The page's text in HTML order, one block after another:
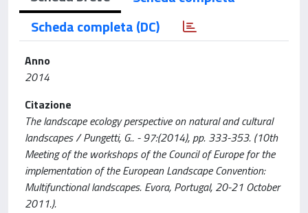
Scheda completa (DC)
Anno
2014
Citazione
The landscape ecology perspective on natural and cultural
landscapes / Pungetti, G.. - 97:(2014), pp. 333-353. (10th
Meeting of the workshops of the Council of Europe for the
implementation of the European Landscape Convention:
Multifunctional landscapes. Evora, Portugal, 20-21 October
2011.).